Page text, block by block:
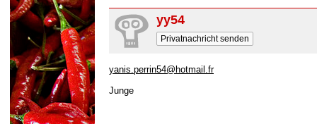
yy54
Privatnachricht senden
yanis.perrin54@hotmail.fr
Junge